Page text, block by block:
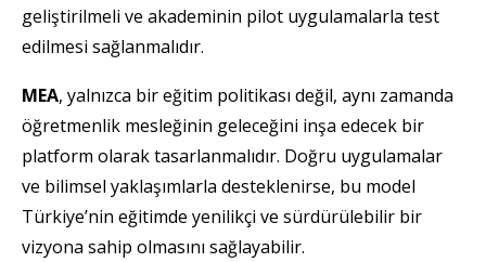
geliştirilmeli ve akademinin pilot uygulamalarla test
edilmesi sağlanmalıdır.
MEA, yalnızca bir eğitim politikası değil, aynı zamanda
öğretmenlik mesleğinin geleceğini inşa edecek bir
platform olarak tasarlanmalıdır. Doğru uygulamalar
ve bilimsel yaklaşımlarla desteklenirse, bu model
Türkiye’nin eğitimde yenilikçi ve sürdürülebilir bir
vizyona sahip olmasını sağlayabilir.